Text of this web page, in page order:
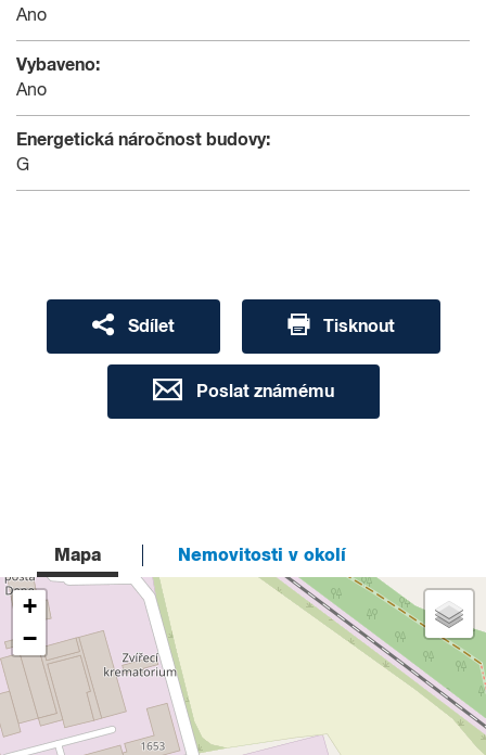
Ano
Vybaveno:
Ano
Energetická náročnost budovy:
G
Sdílet Tisknout
Poslat známému
Mapa Nemovitosti v okolí
+
−